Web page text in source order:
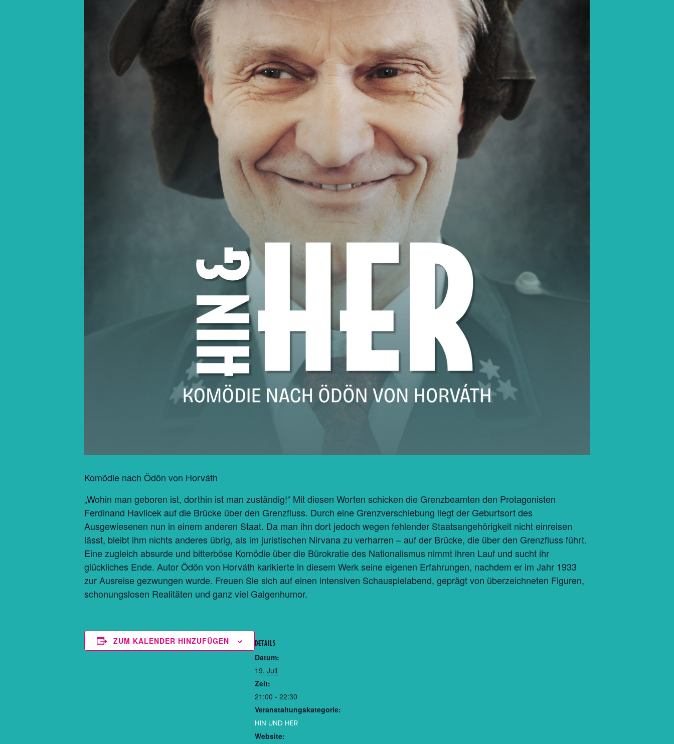
Komödie nach Ödön von Horváth
„Wohin man geboren ist, dorthin ist man zuständig!“ Mit diesen Worten schicken die Grenzbeamten den Protagonisten
Ferdinand Havlicek auf die Brücke über den Grenzfluss. Durch eine Grenzverschiebung liegt der Geburtsort des
Ausgewiesenen nun in einem anderen Staat. Da man ihn dort jedoch wegen fehlender Staatsangehörigkeit nicht einreisen
lässt, bleibt ihm nichts anderes übrig, als im juristischen Nirvana zu verharren – auf der Brücke, die über den Grenzfluss führt.
Eine zugleich absurde und bitterböse Komödie über die Bürokratie des Nationalismus nimmt ihren Lauf und sucht ihr
glückliches Ende. Autor Ödön von Horváth karikierte in diesem Werk seine eigenen Erfahrungen, nachdem er im Jahr 1933
zur Ausreise gezwungen wurde. Freuen Sie sich auf einen intensiven Schauspielabend, geprägt von überzeichneten Figuren,
schonungslosen Realitäten und ganz viel Galgenhumor.
ZUM KALENDER HINZUFÜGEN DETAILS
Datum:
19. Juli
Zeit:
21:00 - 22:30
Veranstaltungskategorie:
HIN UND HER
Website: